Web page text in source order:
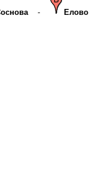
- Елово